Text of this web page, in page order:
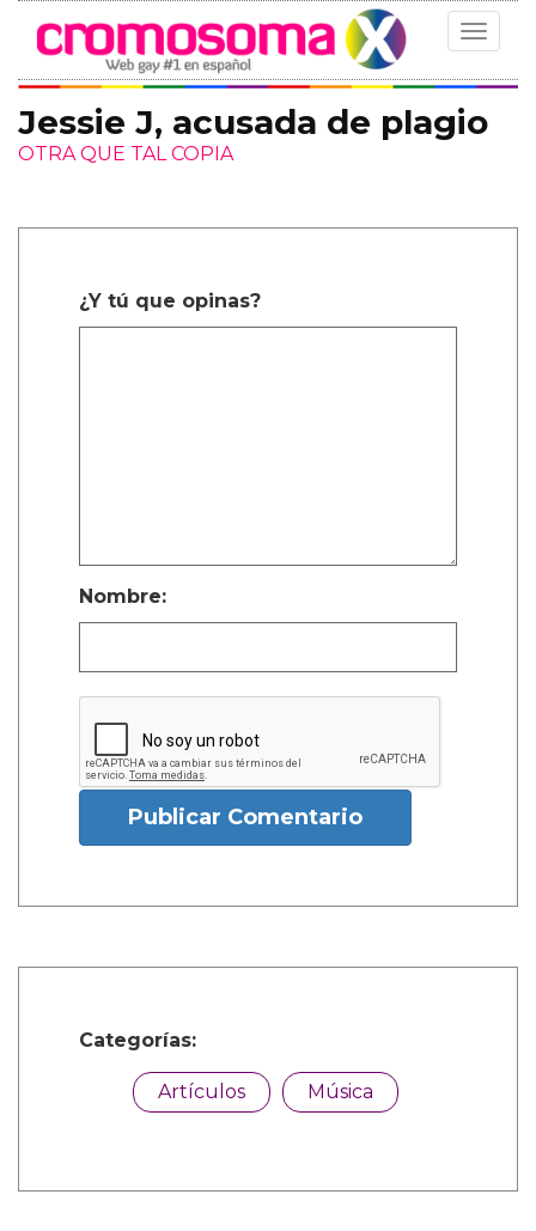
Toggle
Jessie J, acusada de plagio
OTRA QUE TAL COPIA
¿Y tú que opinas?
Nombre:
Publicar Comentario
Categorías:
Artículos Música